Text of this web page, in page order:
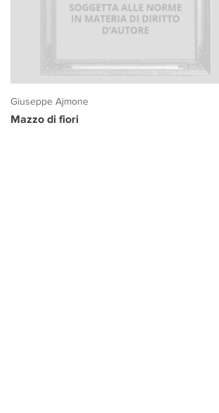
Giuseppe Ajmone
Mazzo di fiori